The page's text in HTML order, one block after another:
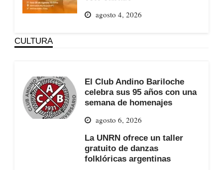
agosto 4, 2026
CULTURA
El Club Andino Bariloche
celebra sus 95 años con una
semana de homenajes
agosto 6, 2026
La UNRN ofrece un taller
gratuito de danzas
folklóricas argentinas